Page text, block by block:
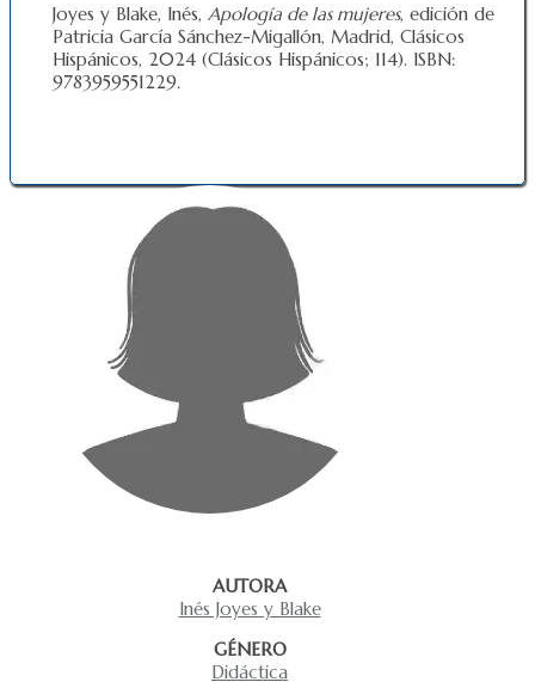
Joyes y Blake, Inés, Apología de las mujeres, edición de
Patricia García Sánchez-Migallón, Madrid, Clásicos
Hispánicos, 2024 (Clásicos Hispánicos; 114). ISBN:
9783959551229.
AUTORA
Inés Joyes y Blake
GÉNERO
Didáctica